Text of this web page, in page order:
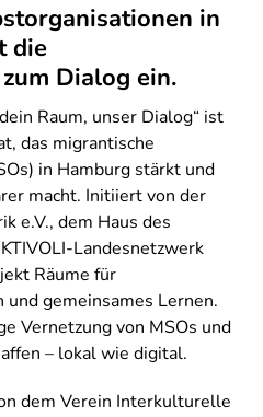
in
die
Dialog ein.
Raum, unser Dialog“ ist
das migrantische
in Hamburg stärkt und
macht. Initiiert von der
e.V., dem Haus des
Landesnetzwerk
Räume für
und gemeinsames Lernen.
Vernetzung von MSOs und
– lokal wie digital.
dem Verein Interkulturelle